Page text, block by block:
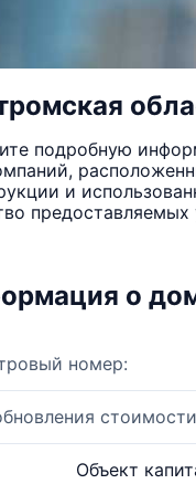
подробную
и
предоставляемых
о
номер:
Объект